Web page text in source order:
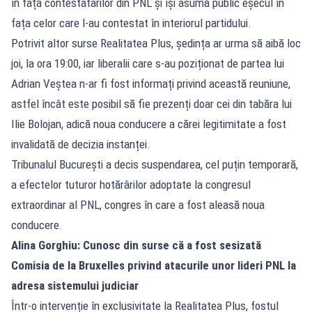
fața celor care l-au contestat în interiorul partidului.
Potrivit altor surse Realitatea Plus, ședința ar urma să aibă loc
joi, la ora 19:00, iar liberalii care s-au poziționat de partea lui
Adrian Veștea n-ar fi fost informați privind această reuniune,
astfel încât este posibil să fie prezenți doar cei din tabăra lui
Ilie Bolojan, adică noua conducere a cărei legitimitate a fost
invalidată de decizia instanței.
Tribunalul București a decis suspendarea, cel puțin temporară,
a efectelor tuturor hotărârilor adoptate la congresul
extraordinar al PNL, congres în care a fost aleasă noua
conducere.
Alina Gorghiu: Cunosc din surse că a fost sesizată
Comisia de la Bruxelles privind atacurile unor lideri PNL la
adresa sistemului judiciar
Într-o intervenție în exclusivitate la Realitatea Plus, fostul